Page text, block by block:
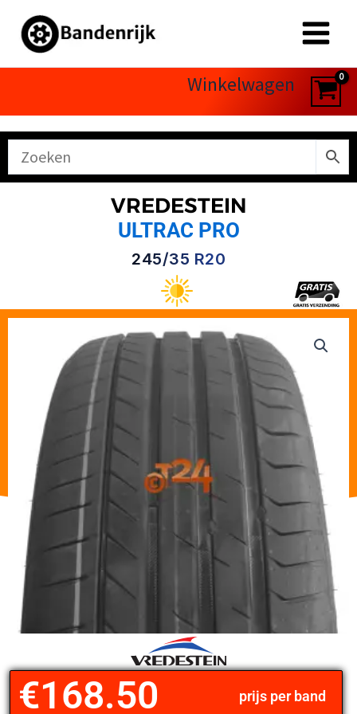
naar
Winkelwagen
VREDESTEIN
ULTRAC PRO
245/35 R20
prijs per band
€168.50